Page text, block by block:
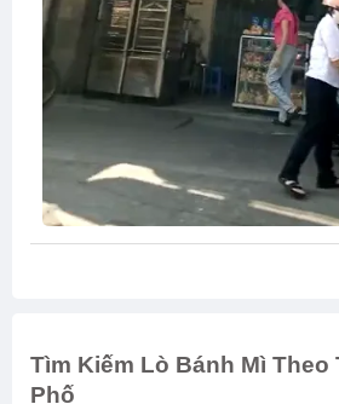
Tìm Kiếm Lò Bánh Mì Theo
Phố